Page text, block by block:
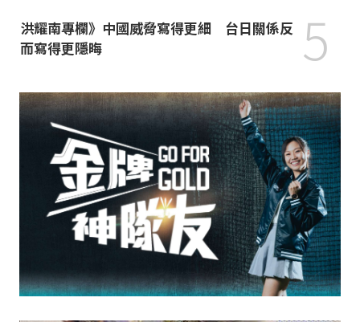
洪耀南專欄》中國威脅寫得更細 台日關係反
而寫得更隱晦
5